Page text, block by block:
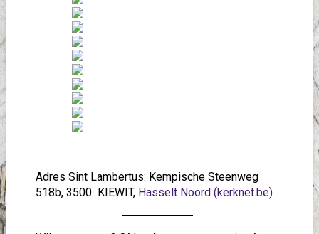
Adres Sint Lambertus: Kempische Steenweg
518b, 3500 KIEWIT, Hasselt Noord (kerknet.be)